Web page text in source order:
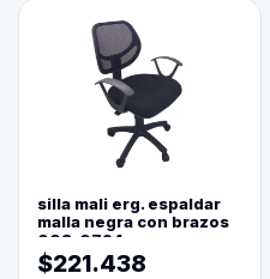
silla mali erg. espaldar
malla negra con brazos
003-0794
$221.438